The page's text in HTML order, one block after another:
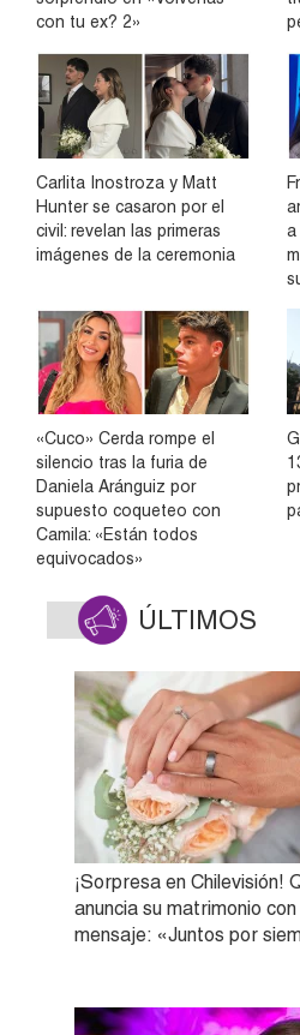
con tu ex? 2»
Carlita Inostroza y Matt
Hunter se casaron por el
civil: revelan las primeras
imágenes de la ceremonia
a
«Cuco» Cerda rompe el
silencio tras la furia de
Daniela Aránguiz por
supuesto coqueteo con
Camila: «Están todos
equivocados»
ÚLTIMOS
¡Sorpresa en Chilevisión!
anuncia su matrimonio
mensaje: «Juntos por